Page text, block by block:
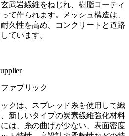
武岩繊維をねじれ、樹脂コーティ
て作られます。メッシュ構造は、
久性を高め、コンクリートと道路
ています。
ァブリック
クは、スプレッド糸を使用して織
新しいタイプの炭素繊維強化材料
は、糸の曲げが少ない、表面密度